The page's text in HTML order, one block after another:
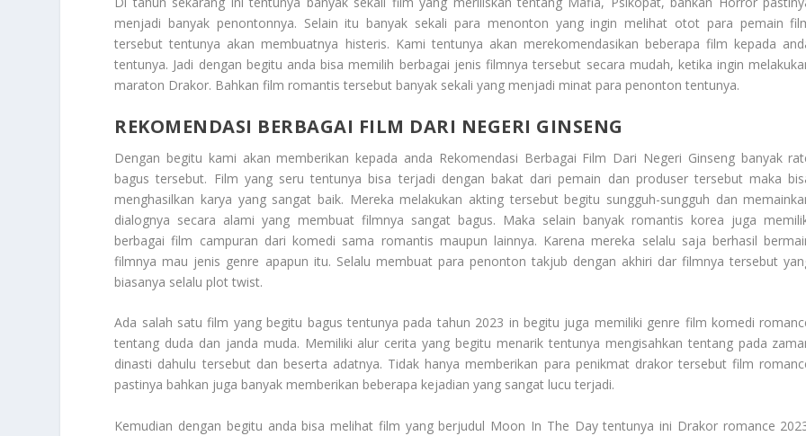
menjadi banyak penontonnya. Selain itu banyak sekali para menonton yang ingin melihat otot para pemain
tersebut tentunya akan membuatnya histeris. Kami tentunya akan merekomendasikan beberapa film kepada
tentunya. Jadi dengan begitu anda bisa memilih berbagai jenis filmnya tersebut secara mudah, ketika ingin
maraton Drakor. Bahkan film romantis tersebut banyak sekali yang menjadi minat para penonton tentunya.
REKOMENDASI BERBAGAI FILM DARI NEGERI GINSENG
Dengan begitu kami akan memberikan kepada anda Rekomendasi Berbagai Film Dari Negeri Ginsengbanyak
bagus tersebut. Film yang seru tentunya bisa terjadi dengan bakat dari pemain dan produser tersebut maka
menghasilkan karya yang sangat baik. Mereka melakukan akting tersebut begitu sungguh-sungguh dan
dialognya secara alami yang membuat filmnya sangat bagus. Maka selain banyak romantis korea juga
berbagai film campuran dari komedi sama romantis maupun lainnya. Karena mereka selalu saja berhasil
filmnya mau jenis genre apapun itu. Selalu membuat para penonton takjub dengan akhiri dar filmnya tersebut
biasanya selalu plot twist.
Ada salah satu film yang begitu bagus tentunya pada tahun 2023 in begitu juga memiliki genre film komedi
tentang duda dan janda muda. Memiliki alur cerita yang begitu menarik tentunya mengisahkan tentang pada
dinasti dahulu tersebut dan beserta adatnya. Tidak hanya memberikan para penikmat drakor tersebut film
pastinya bahkan juga banyak memberikan beberapa kejadian yang sangat lucu terjadi.
Kemudian dengan begitu anda bisa melihat film yang berjudul Moon In The Day tentunya ini Drakor romance